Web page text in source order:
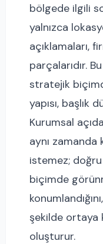
bölgede ilgili
yalnızca
açıklamaları,
parçalarıdır.
stratejik
yapısı, başlık
Kurumsal
aynı zamanda
istemez;
biçimde
şekilde ortaya
oluşturur.